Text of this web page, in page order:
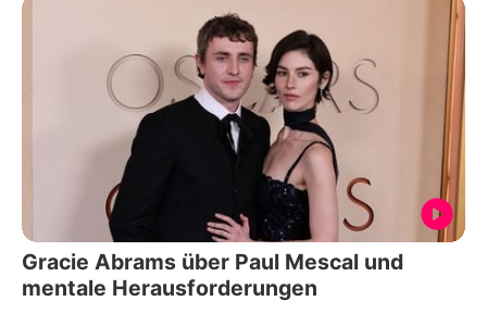
Gracie Abrams über Paul Mescal und
mentale Herausforderungen